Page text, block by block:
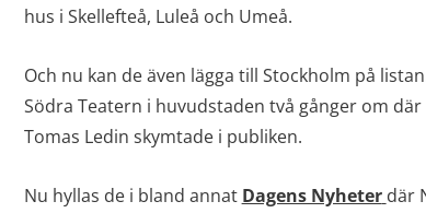
hus i Skellefteå, Luleå och Umeå.
Och nu kan de även lägga till Stockholm på
Södra Teatern i huvudstaden två gånger om
Tomas Ledin skymtade i publiken.
Nu hyllas de i bland annat Dagens Nyheter där